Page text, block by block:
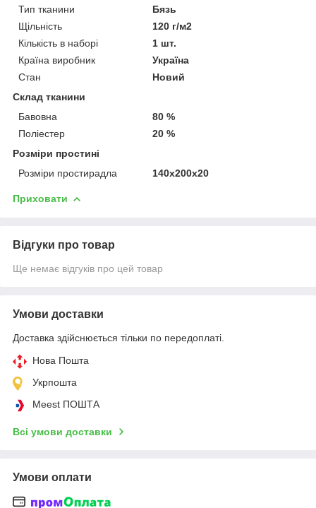
Тип тканини
Бязь
Щільність
120 г/м2
Кількість в наборі
1 шт.
Країна виробник
Україна
Стан
Новий
Склад тканини
Бавовна
80 %
Поліестер
20 %
Розміри простині
Розміри простирадла
140х200х20
Приховати
Відгуки про товар
Ще немає відгуків про цей товар
Умови доставки
Доставка здійснюється тільки по передоплаті.
Нова Пошта
Укрпошта
Meest ПОШТА
Всі умови доставки
Умови оплати